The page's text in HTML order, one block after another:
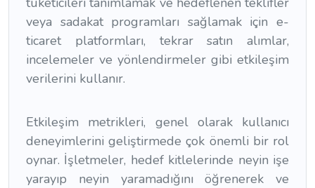
veya sadakat programları sağlamak için e-
ticaret platformları, tekrar satın alımlar,
incelemeler ve yönlendirmeler gibi etkileşim
verilerini kullanır.
Etkileşim metrikleri, genel olarak kullanıcı
deneyimlerini geliştirmede çok önemli bir rol
oynar. İşletmeler, hedef kitlelerinde neyin işe
yarayıp neyin yaramadığını öğrenerek ve